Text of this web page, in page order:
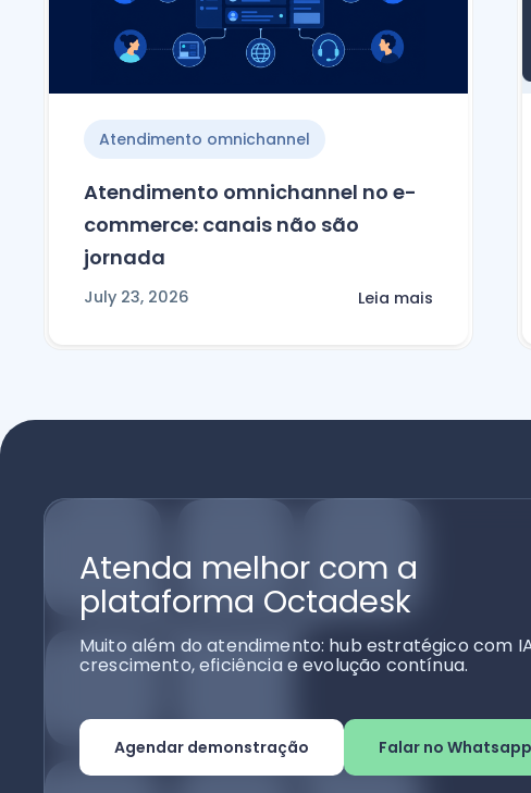
Atendimento omnichannel
Atendimento omnichannel no e-
commerce: canais não são
jornada
July 23, 2026 Leia mais
Atenda melhor com a
plataforma Octadesk
Muito além do atendimento: hub estratégico com
crescimento, eficiência e evolução contínua.
Agendar demonstração Falar no Whatsapp